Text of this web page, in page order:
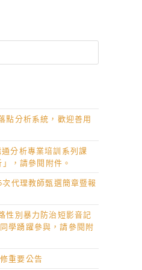
點分析系統，歡迎善用
分析專業培訓系列課
，請參閱附件。
代理教師甄選簡章暨報
性別暴力防治短影音記
學踴躍參與，請參閱附
重要公告